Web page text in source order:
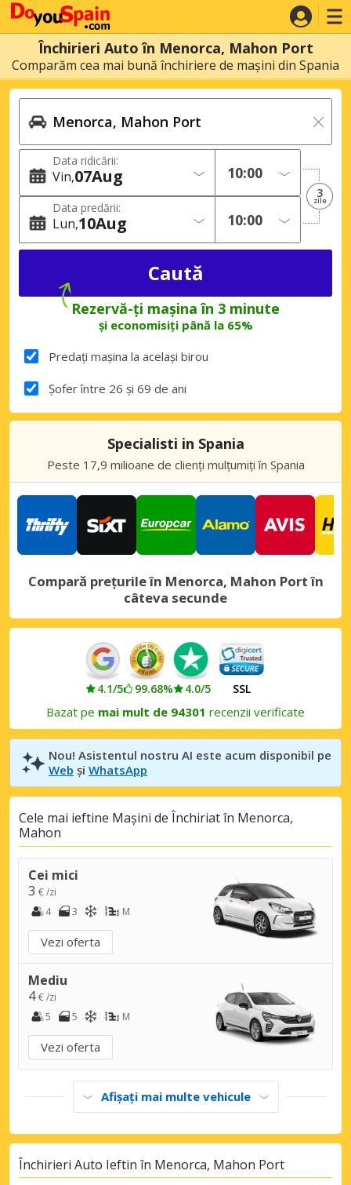
Închirieri Auto în Menorca, Mahon Port
Comparăm cea mai bună închiriere de mașini din Spania
Data ridicării:
Vin 07Aug
Data predării:
Lun 10Aug
3
zile
Rezervă-ți mașina în 3 minute
și economisiți până la 65%
Predați mașina la același birou
Șofer între 26 și 69 de ani
Specialisti in Spania
Peste 17,9 milioane de clienți mulțumiți în Spania
Compară prețurile în Menorca, Mahon Port în
câteva secunde
4.1/5 99.68% 4.0/5 SSL
Bazat pe mai mult de 94301 recenzii verificate
Nou! Asistentul nostru AI este acum disponibil pe
Web și WhatsApp
Cele mai ieftine Mașini de Închiriat în Menorca,
Mahon
Cei mici
3 € /zi
4
3 M
Vezi oferta
Mediu
4€ /zi
5
5 M
Vezi oferta
Afișați mai multe vehicule
Închirieri Auto Ieftin în Menorca, Mahon Port